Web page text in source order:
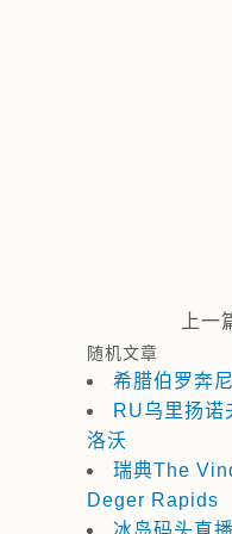
上一
随机文章
希腊伯罗奔
RU乌里扬诺
洛沃
瑞典The
Deger Rapids
冰岛码头直播